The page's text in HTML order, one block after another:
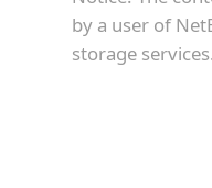
by a user of
storage